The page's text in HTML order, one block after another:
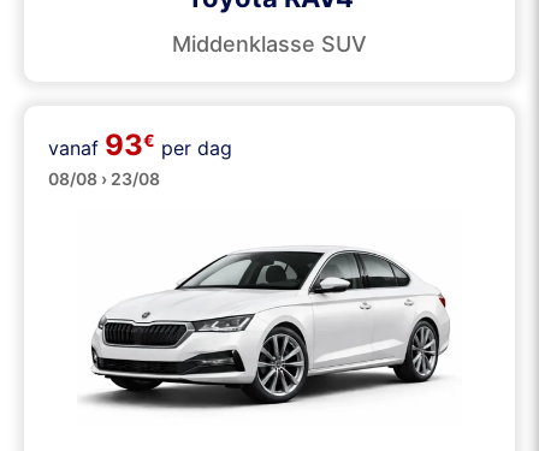
Middenklasse SUV
Grote
vanaf 93€ per dag
08/08 › 23/08